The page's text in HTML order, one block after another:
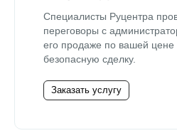
Специалисты Руцентра
переговоры с
его продаже по вашей цене
безопасную сделку.
Заказать услугу